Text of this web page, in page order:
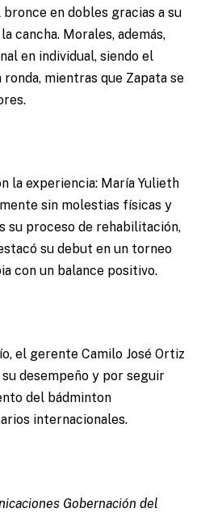
en dobles gracias a su
cancha. Morales, además,
en individual, siendo el
mientras que Zapata se
la experiencia: María Yulieth
sin molestias físicas y
su proceso de rehabilitación,
su debut en un torneo
con un balance positivo.
el gerente Camilo José Ortiz
desempeño y por seguir
del bádminton
internacionales.
Gobernación del